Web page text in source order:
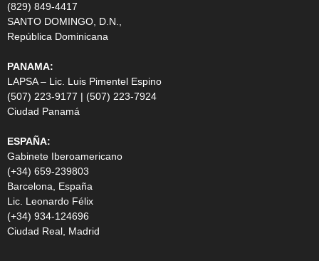
(829) 849-4417
SANTO DOMINGO, D.N.,
República Dominicana
PANAMA:
LAPSA – Lic. Luis Pimentel Espino
(507) 223-9177 | (507) 223-7924
Ciudad Panamá
ESPAÑA:
Gabinete Iberoamericano
(+34) 659-239803
Barcelona, España
Lic. Leonardo Félix
(+34) 934-124696
Ciudad Real, Madrid